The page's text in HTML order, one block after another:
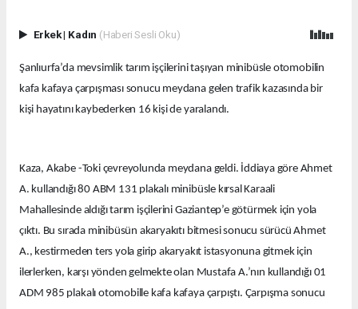
Erkek| Kadın (Haberi Sesli Oku)
Şanlıurfa’da mevsimlik tarım işçilerini taşıyan minibüsle otomobilin
kafa kafaya çarpışması sonucu meydana gelen trafik kazasında bir
kişi hayatını kaybederken 16 kişi de yaralandı.
Kaza, Akabe -Toki çevreyolunda meydana geldi. İddiaya göre Ahmet
A. kullandığı 80 ABM 131 plakalı minibüsle kırsal Karaali
Mahallesinde aldığı tarım işçilerini Gaziantep’e götürmek için yola
çıktı. Bu sırada minibüsün akaryakıtı bitmesi sonucu sürücü Ahmet
A., kestirmeden ters yola girip akaryakıt istasyonuna gitmek için
ilerlerken, karşı yönden gelmekte olan Mustafa A.’nın kullandığı 01
ADM 985 plakalı otomobille kafa kafaya çarpıştı. Çarpışma sonucu